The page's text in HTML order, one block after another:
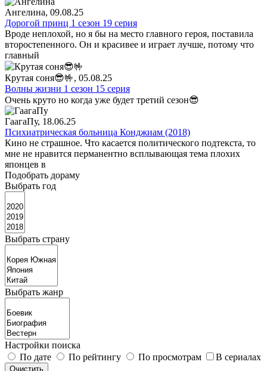
Ангелина, 09.08.25
Дорогой принц 1 сезон 19 серия
Вроде неплохой, но я бы на место главного героя, поставила
второстепенного. Он и красивее и играет лучше, потому что
главный
Крутая соня😎🤟, 05.08.25
Волны жизни 1 сезон 15 серия
Очень круто но когда уже будет третий сезон😎
ГаагаПу, 18.06.25
Психиатрическая больница Конджиам (2018)
Кино не страшное. Что касается политического подтекста, то
мне не нравится перманентно всплывающая тема плохих
японцев в
Подобрать дораму
Выбрать год
Выбрать страну
Выбрать жанр
Настройки поиска
По дате
По рейтингу По просмотрам В сериалах